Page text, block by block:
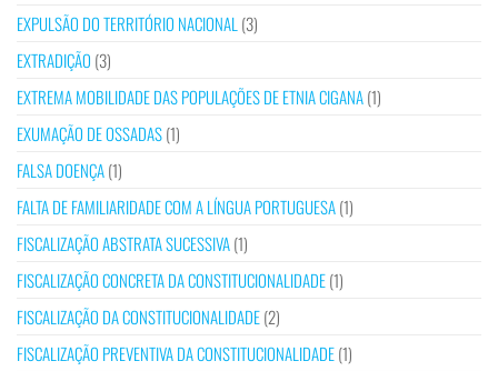
EXPULSÃO DO TERRITÓRIO NACIONAL (3)
EXTRADIÇÃO (3)
EXTREMA MOBILIDADE DAS POPULAÇÕES DE ETNIA CIGANA(1)
EXUMAÇÃO DE OSSADAS(1)
FALSA DOENÇA(1)
FALTA DE FAMILIARIDADE COM A LÍNGUA PORTUGUESA(1)
FISCALIZAÇÃO ABSTRATA SUCESSIVA(1)
FISCALIZAÇÃO CONCRETA DA CONSTITUCIONALIDADE(1)
FISCALIZAÇÃO DA CONSTITUCIONALIDADE(2)
FISCALIZAÇÃO PREVENTIVA DA CONSTITUCIONALIDADE(1)